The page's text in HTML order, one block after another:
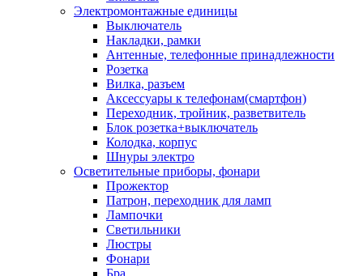
Электромонтажные единицы
Выключатель
Накладки, рамки
Антенные, телефонные принадлежности
Розетка
Вилка, разъем
Аксессуары к телефонам(смартфон)
Переходник, тройник, разветвитель
Блок розетка+выключатель
Колодка, корпус
Шнуры электро
Осветительные приборы, фонари
Прожектор
Патрон, переходник для ламп
Лампочки
Светильники
Люстры
Фонари
Бра